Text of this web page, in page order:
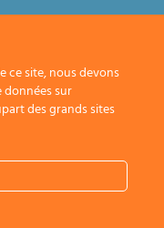
rejoindre
ce site, nous devons
sur
des grands sites